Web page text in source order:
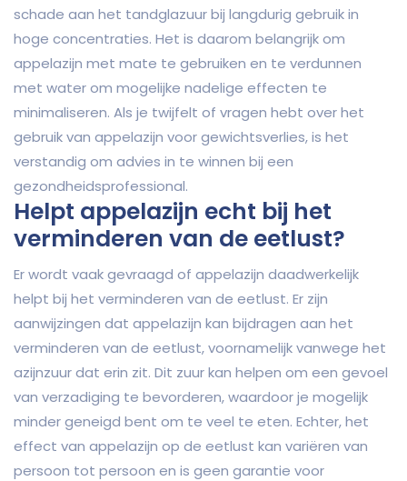
schade aan het tandglazuur bij langdurig gebruik in
hoge concentraties. Het is daarom belangrijk om
appelazijn met mate te gebruiken en te verdunnen
met water om mogelijke nadelige effecten te
minimaliseren. Als je twijfelt of vragen hebt over het
gebruik van appelazijn voor gewichtsverlies, is het
verstandig om advies in te winnen bij een
gezondheidsprofessional.
Helpt appelazijn echt bij het
verminderen van de eetlust?
Er wordt vaak gevraagd of appelazijn daadwerkelijk
helpt bij het verminderen van de eetlust. Er zijn
aanwijzingen dat appelazijn kan bijdragen aan het
verminderen van de eetlust, voornamelijk vanwege het
azijnzuur dat erin zit. Dit zuur kan helpen om een gevoel
van verzadiging te bevorderen, waardoor je mogelijk
minder geneigd bent om te veel te eten. Echter, het
effect van appelazijn op de eetlust kan variëren van
persoon tot persoon en is geen garantie voor